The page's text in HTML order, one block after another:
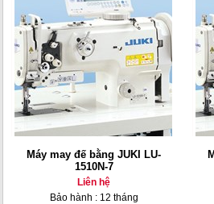
Máy may đế bằng JUKI LU-
1510N-7
Liên hệ
Bảo hành : 12 tháng